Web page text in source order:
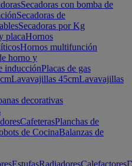
Secadoras con bomba de
Secadoras de
Secadoras por Kg
placaHornos
Hornos multifunción
horno y
inducciónPlacas de gas
Lavavajillas 45cmLavavajillas
decorativas
CafeterasPlanchas de
de CocinaBalanzas de
EstufasRadiadoresCalefactores